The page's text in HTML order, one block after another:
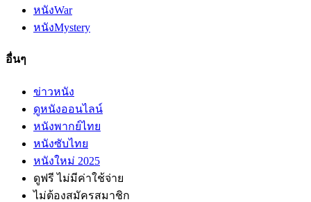
หนังWar
หนังMystery
อื่นๆ
ข่าวหนัง
ดูหนังออนไลน์
หนังพากย์ไทย
หนังซับไทย
หนังใหม่ 2025
ดูฟรี ไม่มีค่าใช้จ่าย
ไม่ต้องสมัครสมาชิก